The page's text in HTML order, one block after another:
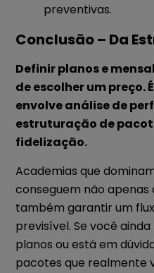
preventivas.
Conclusão – Da
Definir planos e
de escolher um preço.
envolve análise de
estruturação de
fidelização.
Academias que
conseguem não apenas
também garantir um
previsível. Se você
planos ou está em
pacotes que realmente